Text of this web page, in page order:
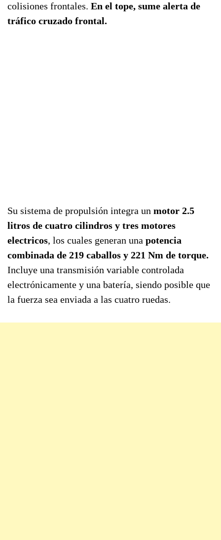
colisiones frontales. En el tope, sume alerta de
tráfico cruzado frontal.
Su sistema de propulsión integra un motor 2.5
litros de cuatro cilindros y tres motores
electricos, los cuales generan una potencia
combinada de 219 caballos y 221 Nm de torque.
Incluye una transmisión variable controlada
electrónicamente y una batería, siendo posible que
la fuerza sea enviada a las cuatro ruedas.